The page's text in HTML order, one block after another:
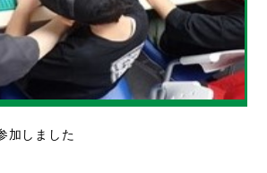
加しました